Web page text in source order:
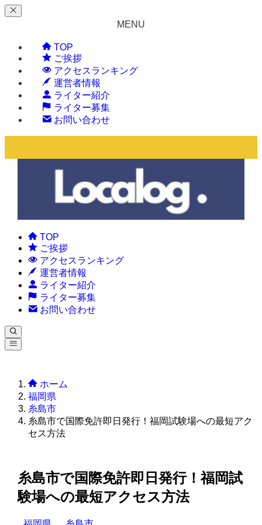
MENU
TOP
ご挨拶
アクセスランキング
運営者情報
ライター紹介
ライター募集
お問い合わせ
TOP
ご挨拶
アクセスランキング
運営者情報
ライター紹介
ライター募集
お問い合わせ
ホーム
福岡県
糸島市
糸島市で国際免許即日発行！福岡試験場への最短アク
セス方法
糸島市で国際免許即日発行！福岡試
験場への最短アクセス方法